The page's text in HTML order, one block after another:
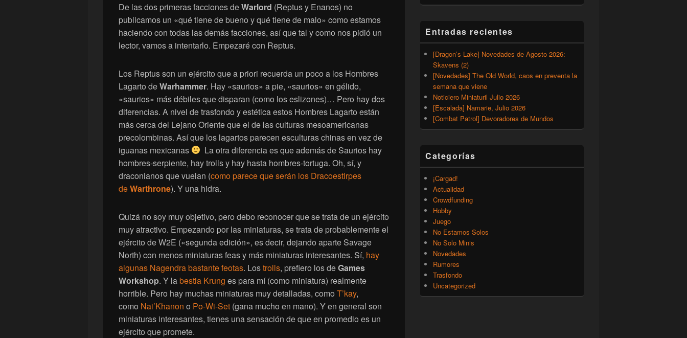
De las dos primeras facciones deWarlord (Reptus y Enanos) no
publicamos un «qué tiene de bueno y qué tiene de malo» como estamos
haciendo con todas las demás facciones, así que tal y como nos pidió un
lector, vamos a intentarlo. Empezaré con Reptus.
Los Reptus son un ejército que a priori recuerda un poco a los Hombres
Lagarto deWarhammer. Hay «saurios» a pie, «saurios» en gélido,
«saurios» más débiles que disparan (como los eslizones)… Pero hay dos
diferencias. A nivel de trasfondo y estética estos Hombres Lagarto están
más cerca del Lejano Oriente que el de las culturas mesoamericanas
precolombinas. Así que los lagartos parecen esculturas chinas en vez de
iguanas mexicanas
La otra diferencia es que además de Saurios hay
hombres-serpiente, hay trolls y hay hasta hombres-tortuga. Oh, sí, y
draconianos que vuelan (como parece que serán los Dracoestirpes
deWarthrone). Y una hidra.
Quizá no soy muy objetivo, pero debo reconocer que se trata de un ejército
muy atractivo. Empezando por las miniaturas, se trata de probablemente el
ejército de W2E («segunda edición», es decir, dejando aparte Savage
North) con menos miniaturas feas y más miniaturas interesantes. Sí, hay
algunas Nagendra bastante feotas. Lostrolls, prefiero los deGames
Workshop. Y labestia Krung es para mí (como miniatura) realmente
horrible. Pero hay muchas miniaturas muy detalladas, como T’kay,
como Nai’Khanon o Po-Wi-Set (gana mucho en mano). Y en general son
miniaturas interesantes, tienes una sensación de que en promedio es un
ejército que promete.
Entradas recientes
[Dragon’s Lake] Novedades de Agosto 2026:
Skavens (2)
[Novedades] The Old World, caos en preventa la
semana que viene
Noticiero Miniaturil Julio 2026
[Escalada] Namarie, Julio 2026
[Combat Patrol] Devoradores de Mundos
Categorías
¡Cargad!
Actualidad
Crowdfunding
Hobby
Juego
No Estamos Solos
No Solo Minis
Novedades
Rumores
Trasfondo
Uncategorized